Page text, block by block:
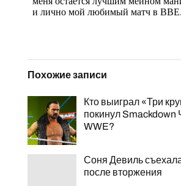
Похожие записи
Кто выиграл «Три
покинул
WWE?
Соня Девиль
после вторжения